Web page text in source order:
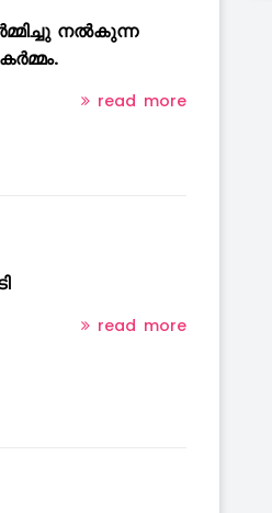
നൽകുന്ന
read more
read more